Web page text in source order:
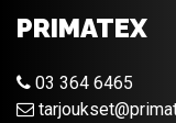
PRIMATEX
03 364 6465